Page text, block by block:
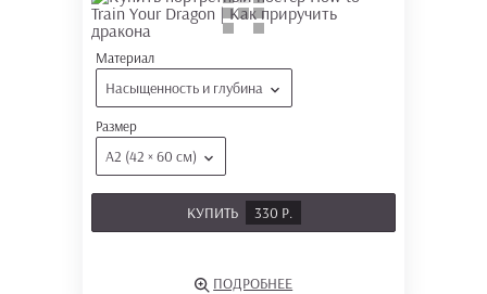
Материал
Насыщенность и глубина
Размер
А2 (42 × 60 см)
КУПИТЬ 330 Р.
ПОДРОБНЕЕ